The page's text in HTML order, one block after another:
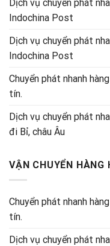
Dịch vụ chuyển phát
Indochina Post
Dịch vụ chuyển phát
Indochina Post
Chuyển phát nhanh
tín.
Dịch vụ chuyển phát
đi Bỉ, châu Âu
VẬN CHUYỂN HÀNG
Chuyển phát nhanh
tín.
Dịch vụ chuyển phát